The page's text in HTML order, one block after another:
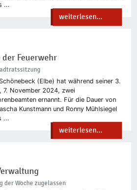
...
weiterlesen...
der Feuerwehr
(Elbe) hat während seiner 3.
7. November 2024, zwei
ernannt. Für die Dauer von
Kunstmann und Ronny Mühlsiegel
...
weiterlesen...
der Woche zugelassen